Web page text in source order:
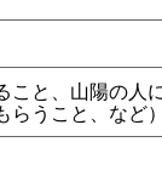
こと、山陽の人
らうこと、など